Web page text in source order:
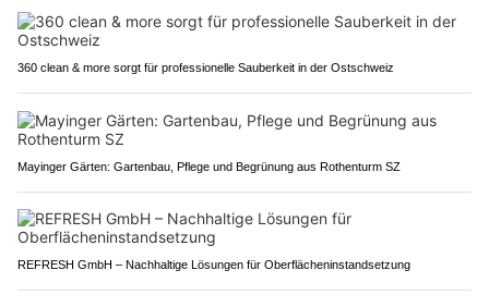
360 clean & more sorgt für professionelle Sauberkeit in der Ostschweiz
Mayinger Gärten: Gartenbau, Pflege und Begrünung aus Rothenturm SZ
REFRESH GmbH – Nachhaltige Lösungen für Oberflächeninstandsetzung